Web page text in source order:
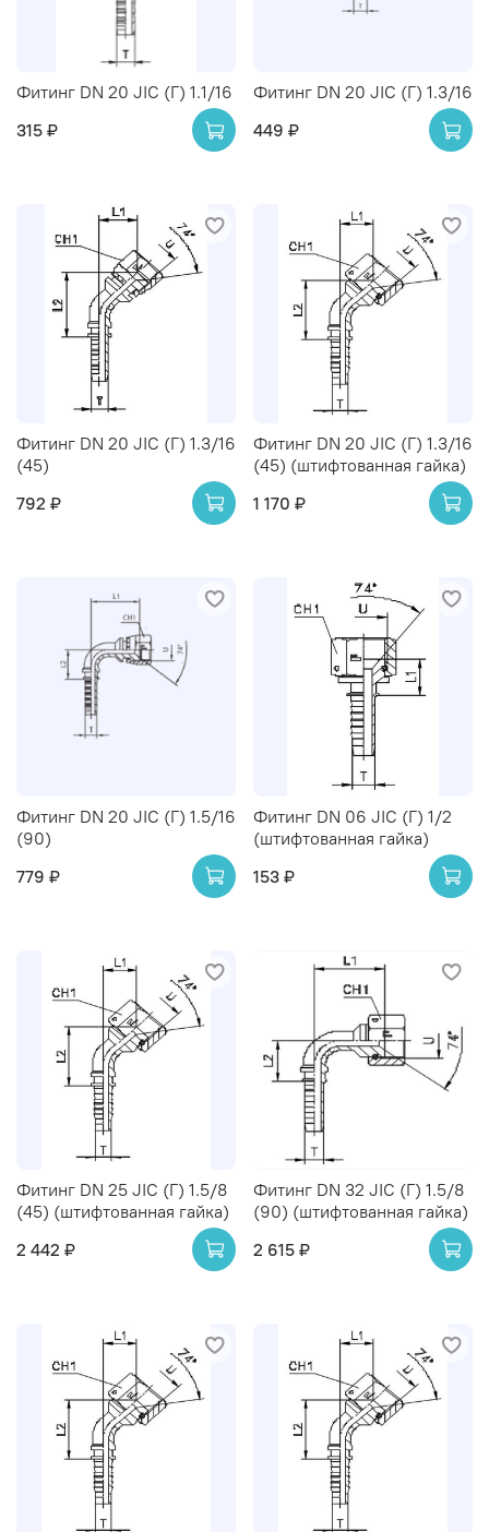
Фитинг DN 20 JIC (Г) 1.1/16
315 ₽
Фитинг DN 20 JIC (Г) 1.3/16
449 ₽
Фитинг DN 20 JIC (Г) 1.3/16
(45)
792 ₽
Фитинг DN 20 JIC (Г) 1.3/16
(45) (штифтованная гайка)
1 170 ₽
Фитинг DN 20 JIC (Г) 1.5/16
(90)
779 ₽
Фитинг DN 06 JIC (Г) 1/2
(штифтованная гайка)
153 ₽
Фитинг DN 25 JIC (Г) 1.5/8
(45) (штифтованная гайка)
2 442 ₽
Фитинг DN 32 JIC (Г) 1.5/8
(90) (штифтованная гайка)
2 615 ₽